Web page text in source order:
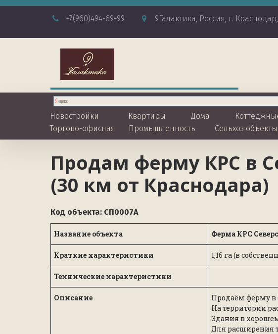
+7(960)494-69-99 9Галактика, Россия, г. Краснодар,
Новостройки Квартиры Дома
Торгово-офисная
Промышленность Сельхоз объекты
Продам ферму КРС в
(30 км от Краснодара)
Код объекта: СП0007А
Название объекта Ферма КРС
Краткие характеристики 1,16 га (в
Технические характеристики
Описание
Продаём ферму в
На территории
Здания в
Для расширения